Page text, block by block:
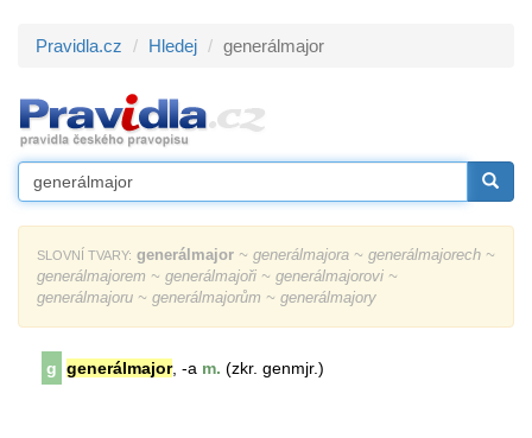
Pravidla.cz Hledej generálmajor
SLOVNÍ TVARY: generálmajor ~ generálmajora ~ generálmajorech ~
generálmajorem ~ generálmajoři ~ generálmajorovi ~
generálmajoru ~ generálmajorům ~ generálmajory
g generálmajor, -a m. (zkr. genmjr.)